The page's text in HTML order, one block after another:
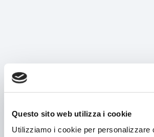
Questo sito web utilizza i cookie
Utilizziamo i cookie per personalizzare
Cellophaneuses
Fardeleuses